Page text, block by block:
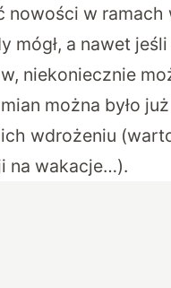
w ramach
mógł, a nawet
niekoniecznie
można było
wdrożeniu
na wakacje…).